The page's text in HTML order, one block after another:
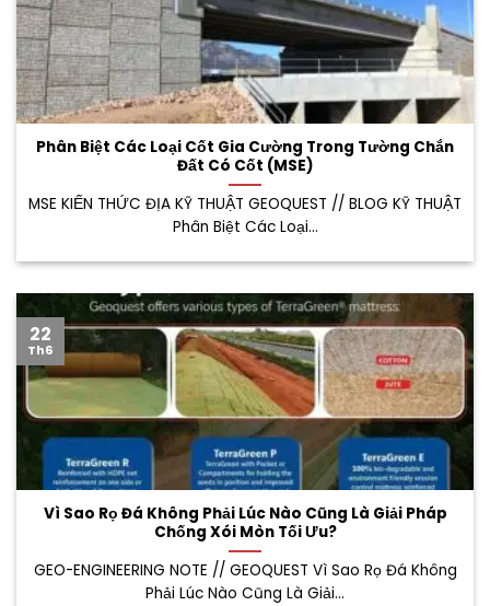
Phân Biệt Các Loại Cốt Gia Cường Trong Tường Chắn
Đất Có Cốt (MSE)
MSE KIẾN THỨC ĐỊA KỸ THUẬT GEOQUEST // BLOG KỸ THUẬT
Phân Biệt Các Loại...
Vì Sao Rọ Đá Không Phải Lúc Nào Cũng Là Giải Pháp
Chống Xói Mòn Tối Ưu?
GEO-ENGINEERING NOTE // GEOQUEST Vì Sao Rọ Đá Không
Phải Lúc Nào Cũng Là Giải...
22
Th6